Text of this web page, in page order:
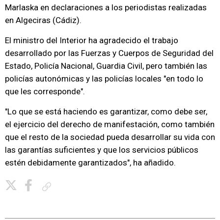
Marlaska en declaraciones a los periodistas realizadas
en Algeciras (Cádiz).
El ministro del Interior ha agradecido el trabajo
desarrollado por las Fuerzas y Cuerpos de Seguridad del
Estado, Policía Nacional, Guardia Civil, pero también las
policías autonómicas y las policías locales "en todo lo
que les corresponde".
"Lo que se está haciendo es garantizar, como debe ser,
el ejercicio del derecho de manifestación, como también
que el resto de la sociedad pueda desarrollar su vida con
las garantías suficientes y que los servicios públicos
estén debidamente garantizados", ha añadido.